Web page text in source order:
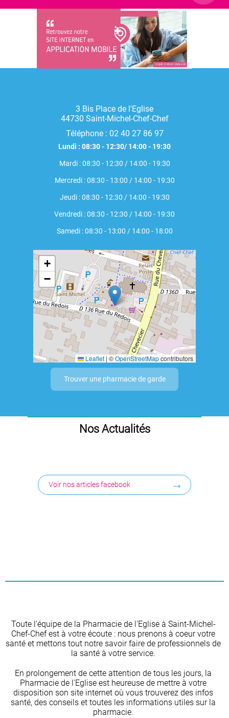
3 Bis Place de l'Eglise
44730 Saint-Michel-Chef-Chef
Téléphone : 02 40 27 86 97
Lundi : 08:30 - 12:30/ 14:00 - 19:30
Mardi : 08:30 - 12:30 / 14:00 - 19:30
Mercredi : 08:30 - 13:00 / 14:00 - 19:30
Jeudi : 08:30 - 12:30 / 14:00 - 19:30
Vendredi : 08:30 - 12:30 / 14:00 - 19:30
Samedi : 08:30 - 13:00 / 14:00 - 18:00
+
−
Leaflet | ©OpenStreetMapcontributors
Trouver une pharmacie de garde
Nos Actualités
Voir nos articles facebook
Toute l’équipe de la Pharmacie de l'Eglise à Saint-Michel-
Chef-Chef est à votre écoute : nous prenons à coeur votre
santé et mettons tout notre savoir faire de professionnels de
la santé à votre service.
En prolongement de cette attention de tous les jours, la
Pharmacie de l'Eglise est heureuse de mettre à votre
disposition son site internet où vous trouverez des infos
santé, des conseils et toutes les informations utiles sur la
pharmacie.